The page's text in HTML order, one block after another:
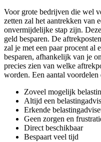
Voor grote bedrijven die wel
zetten zal het aantrekken van
onvermijdelijke stap zijn.
geld besparen. De
zal je met een paar procent al
besparen, afhankelijk van je
precies zien van welke
worden. Een aantal voordelen
Zoveel mogelijk
Altijd een
Erkende
Geen zorgen en
Direct beschikbaar
Bespaart veel tijd